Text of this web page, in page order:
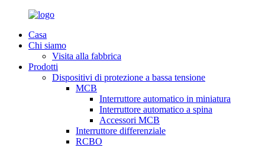
Casa
Chi siamo
Visita alla fabbrica
Prodotti
Dispositivi di protezione a bassa tensione
MCB
Interruttore automatico in miniatura
Interruttore automatico a spina
Accessori MCB
Interruttore differenziale
RCBO